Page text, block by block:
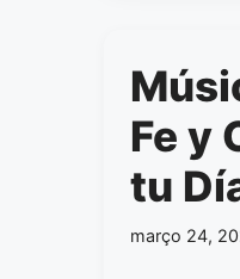
Fe y
tu
março 24,